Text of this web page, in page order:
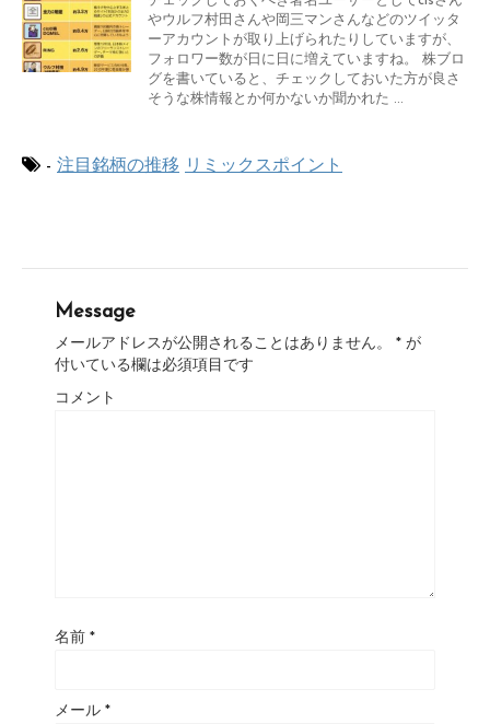
やウルフ村田さんや岡三マンさんなどのツイッタ
ーアカウントが取り上げられたりしていますが、
フォロワー数が日に日に増えていますね。 株ブロ
グを書いていると、チェックしておいた方が良さ
そうな株情報とか何かないか聞かれた ...
- 注目銘柄の推移 リミックスポイント
Message
メールアドレスが公開されることはありません。 * が
付いている欄は必須項目です
コメント
名前 *
メール *